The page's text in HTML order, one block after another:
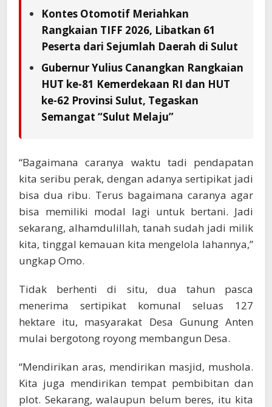
Kontes Otomotif Meriahkan
Rangkaian TIFF 2026, Libatkan 61
Peserta dari Sejumlah Daerah di Sulut
Gubernur Yulius Canangkan Rangkaian
HUT ke-81 Kemerdekaan RI dan HUT
ke-62 Provinsi Sulut, Tegaskan
Semangat “Sulut Melaju”
“Bagaimana caranya waktu tadi pendapatan
kita seribu perak, dengan adanya sertipikat jadi
bisa dua ribu. Terus bagaimana caranya agar
bisa memiliki modal lagi untuk bertani. Jadi
sekarang, alhamdulillah, tanah sudah jadi milik
kita, tinggal kemauan kita mengelola lahannya,”
ungkap Omo.
Tidak berhenti di situ, dua tahun pasca
menerima sertipikat komunal seluas 127
hektare itu, masyarakat Desa Gunung Anten
mulai bergotong royong membangun Desa.
“Mendirikan aras, mendirikan masjid, mushola.
Kita juga mendirikan tempat pembibitan dan
plot. Sekarang, walaupun belum beres, itu kita